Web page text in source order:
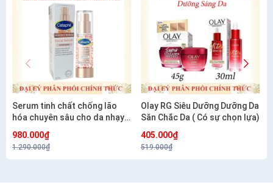
Serum tinh chất chống lão
hóa chuyên sâu cho da nhạy
RENEW SERUM 30G
980.000₫
1.290.000₫
Olay RG Siêu Dưỡng Dưỡng Da
Săn Chắc Da ( Có sự chọn lựa)
405.000₫
519.000₫